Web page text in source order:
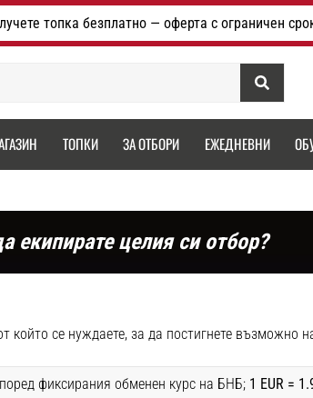
топка безплатно — оферта с ограничен
Търсене
ТОПКИ ЗА ОТБОРИ ЕЖЕДНЕВНИ
екипирате целия си отбор?
се нуждаете, за да постигнете възможно
фиксирания обменен курс на БНБ; 1 EUR =